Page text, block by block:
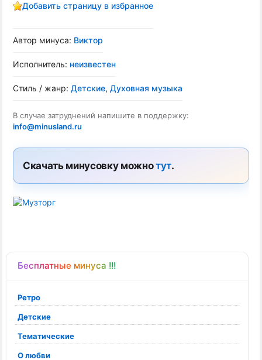
Бесплатные минуса !!!
Ретро
Детские
Тематические
О любви
Добавить страницу в избранное
Автор минуса: Виктор
Исполнитель: неизвестен
Стиль / жанр: Детские, Духовная музыка
В случае затруднений напишите в поддержку:
info@minusland.ru
Скачать минусовку можнотут.